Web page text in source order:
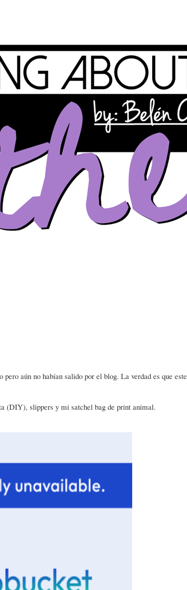
aún no habían salido por el blog. La verdad es que este
(DIY), slippers y mi satchel bag de print animal.